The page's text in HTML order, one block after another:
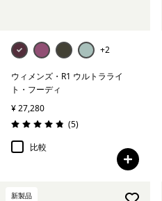
アルパイン・クライミング
フリー・ウォール・キット
+2
ウィメンズ・R1 ウルトラライ
ト・フーディ
¥ 27,280
評価: 4.8 / 5
(5レビュー
)
比較
新製品